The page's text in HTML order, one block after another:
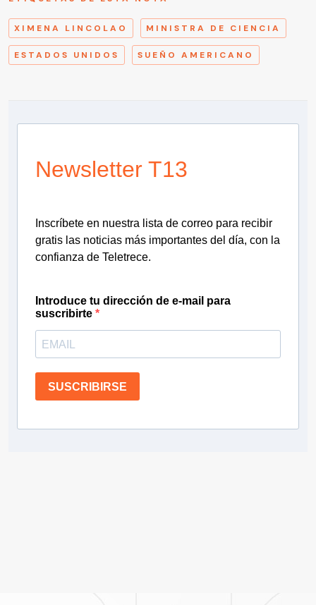
XIMENA LINCOLAO MINISTRA DE CIENCIA
ESTADOS UNIDOS SUEÑO AMERICANO
Newsletter T13
Inscríbete en nuestra lista de correo para recibir
gratis las noticias más importantes del día, con la
confianza de Teletrece.
Introduce tu dirección de e-mail para
suscribirte
SUSCRIBIRSE